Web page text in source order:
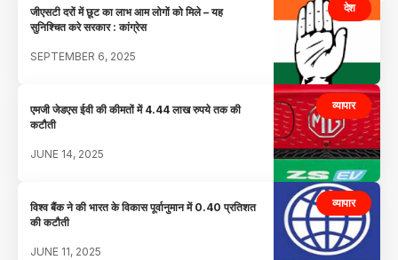
देश
जीएसटी दरों में छूट का लाभ आम लोगों को मिले – यह
सुनिश्चित करे सरकार : कांग्रेस
SEPTEMBER 6, 2025
व्यापार
एमजी जेडएस ईवी की कीमतों में 4.44 लाख रुपये तक की
कटौती
JUNE 14, 2025
व्यापार
विश्व बैंक ने की भारत के विकास पूर्वानुमान में 0.40 प्रतिशत
की कटौती
JUNE 11, 2025